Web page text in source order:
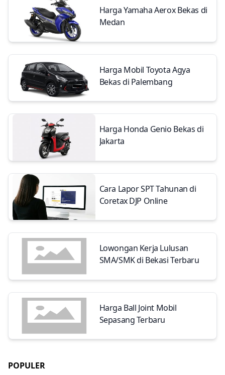
Harga Yamaha Aerox Bekas di
Medan
Harga Mobil Toyota Agya
Bekas di Palembang
Harga Honda Genio Bekas di
Jakarta
Cara Lapor SPT Tahunan di
Coretax DJP Online
Lowongan Kerja Lulusan
SMA/SMK di Bekasi Terbaru
Harga Ball Joint Mobil
Sepasang Terbaru
POPULER